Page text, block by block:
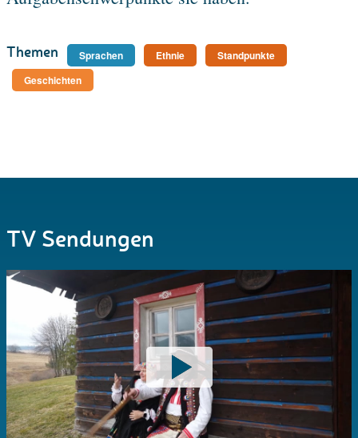
Themen Sprachen Ethnie
Standpunkte
Geschichten
TV Sendungen